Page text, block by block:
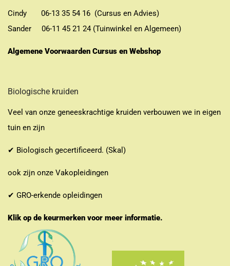
Cindy 06-13 35 54 16 (Cursus en Advies)
Sander 06-11 45 21 24 (Tuinwinkel en Algemeen)
Algemene Voorwaarden Cursus en Webshop
Biologische kruiden
Veel van onze geneeskrachtige kruiden verbouwen we in eigen
tuin en zijn
✔ Biologisch gecertificeerd. (Skal)
ook zijn onze Vakopleidingen
✔ GRO-erkende opleidingen
Klik op de keurmerken voor meer informatie.